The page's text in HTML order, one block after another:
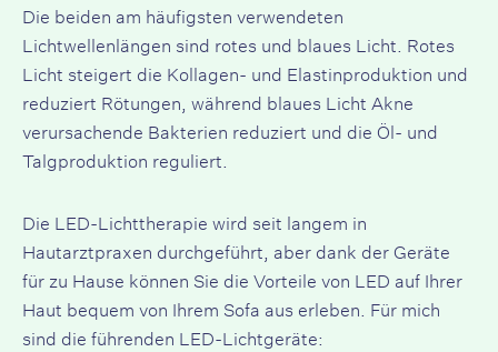
Die beiden am häufigsten verwendeten
Lichtwellenlängen sind rotes und blaues Licht. Rotes
Licht steigert die Kollagen- und Elastinproduktion und
reduziert Rötungen, während blaues Licht Akne
verursachende Bakterien reduziert und die Öl- und
Talgproduktion reguliert.
Die LED-Lichttherapie wird seit langem in
Hautarztpraxen durchgeführt, aber dank der Geräte
für zu Hause können Sie die Vorteile von LED auf Ihrer
Haut bequem von Ihrem Sofa aus erleben. Für mich
sind die führenden LED-Lichtgeräte: